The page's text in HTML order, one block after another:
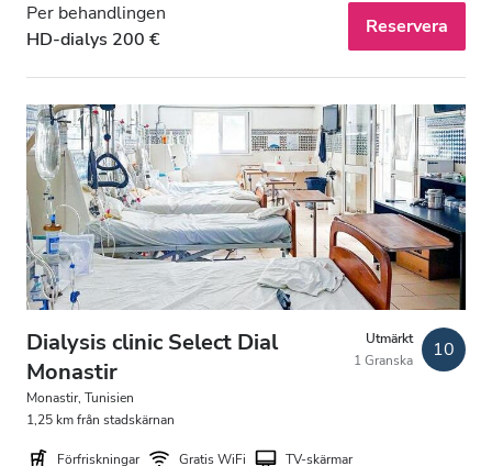
0-100 EUR
200-300 EUR
mer än 300 EUR
Pass
Morgon
Eftermiddag
Kväll
Natt
Per behandlingen
HD-dialys 200 €
Reservera
Dialysis clinic Select Dial
Monastir
Monastir, Tunisien
1,25 km från stadskärnan
Utmärkt
1 Granska
10
Förfriskningar Gratis WiFi
TV-skärmar